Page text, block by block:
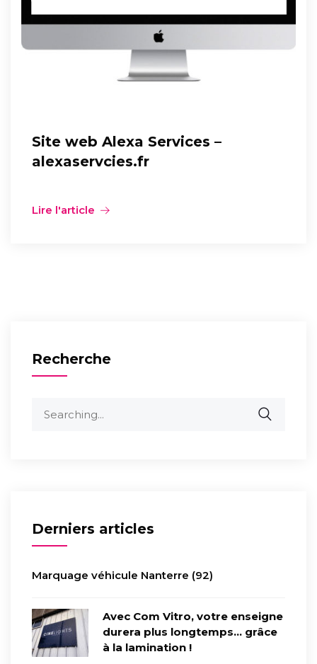
Site web Alexa Services –
alexaservcies.fr
Lire l'article
Recherche
Derniers articles
Marquage véhicule Nanterre (92)
Avec Com Vitro, votre enseigne
durera plus longtemps… grâce
à la lamination !